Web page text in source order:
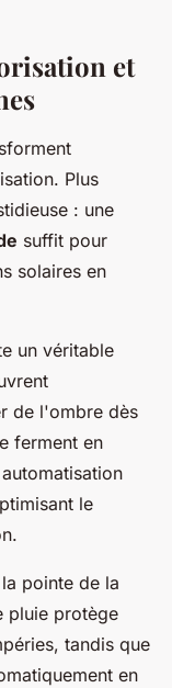
et
Plus
: une
suffit pour
solaires en
un véritable
de l'ombre dès
ferment en
le
pointe de la
pluie protège
tandis que
en